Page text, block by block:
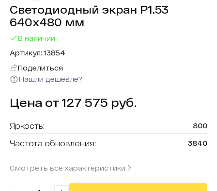
Светодиодный экран P1.53
640x480 мм
В наличии
Артикул: 13854
Поделиться
Нашли дешевле?
Цена от 127 575 руб.
Яркость: 800
Частота обновления: 3840
Смотреть все характеристики